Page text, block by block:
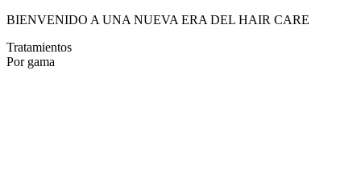
BIENVENIDO A UNA NUEVA ERA DEL HAIR CARE
Tratamientos
Por gama